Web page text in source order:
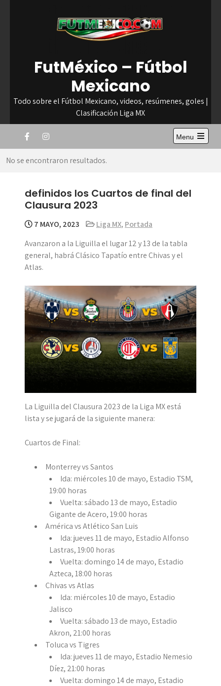
FutMéxico – Fútbol
Mexicano
Todo sobre el Fútbol Mexicano, videos, resúmenes, goles |
Clasificación Liga MX
Menu
Open
No se encontraron resultados.
definidos los Cuartos de final del
Clausura 2023
7 MAYO, 2023 Liga MX, Portada
Avanzaron a la Liguilla el lugar 12 y 13 de la tabla
general, habrá Clásico Tapatío entre Chivas y el
Atlas.
La Liguilla del Clausura 2023 de la Liga MX está
lista y se jugará de la siguiente manera:
Cuartos de Final:
Monterrey vs Santos
Ida: miércoles 10 de mayo, Estadio TSM,
19:00 horas
Vuelta: sábado 13 de mayo, Estadio
Gigante de Acero, 19:00 horas
América vs Atlético San Luis
Ida: jueves 11 de mayo, Estadio Alfonso
Lastras, 19:00 horas
Vuelta: domingo 14 de mayo, Estadio
Azteca, 18:00 horas
Chivas vs Atlas
Ida: miércoles 10 de mayo, Estadio
Jalisco
Vuelta: sábado 13 de mayo, Estadio
Akron, 21:00 horas
Toluca vs Tigres
Ida: jueves 11 de mayo, Estadio Nemesio
Díez, 21:00 horas
Vuelta: domingo 14 de mayo, Estadio